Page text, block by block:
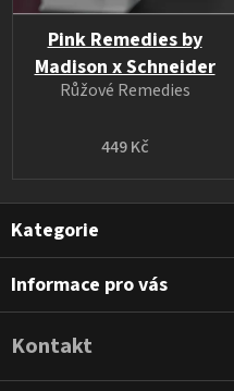
Pink Remedies by
Madison x Schneider
449 Kč
Růžové Remedies
Z
p
Kategorie
Informace pro vás
Kontakt